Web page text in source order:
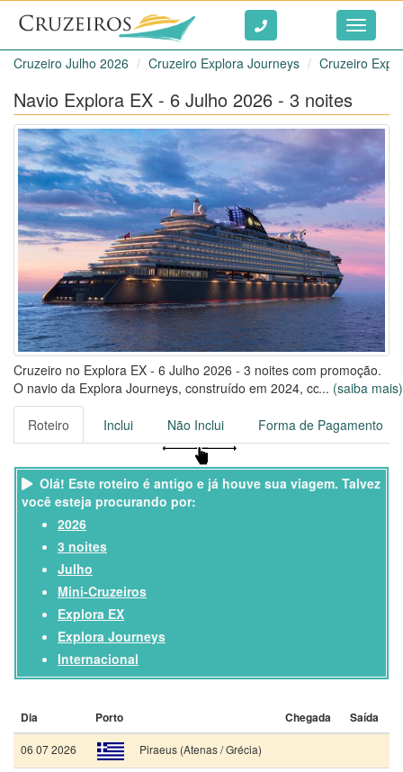
Ir ao conteúdo
Toggle
Cruzeiro Julho 2026
Cruzeiro Explora Journeys Cruzeiro
Navio Explora EX - 6 Julho 2026 - 3 noites
Cruzeiro no Explora EX - 6 Julho 2026 - 3 noites com promoção.
O navio da Explora Journeys, construído em 2024, comporta até
1473 passageiros, com uma tripulação de 640 colaboradores.
Viaje no Explora EX por 3 noites, saindo de Piraeus, em
... (saiba mais)
Roteiro Inclui Não Inclui Forma de Pagamento
Olá! Este roteiro é antigo e já houve sua viagem. Talvez
você esteja procurando por:
2026
3 noites
Julho
Mini-Cruzeiros
Explora EX
Explora Journeys
Internacional
Dia Porto Chegada Saída
06 07 2026 Piraeus (Atenas / Grécia)